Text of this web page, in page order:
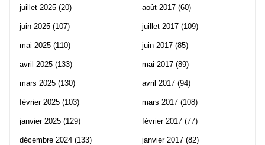
juillet 2025 (20)
juin 2025 (107)
mai 2025 (110)
avril 2025 (133)
mars 2025 (130)
février 2025 (103)
janvier 2025 (129)
décembre 2024 (133)
août 2017 (60)
juillet 2017 (109)
juin 2017 (85)
mai 2017 (89)
avril 2017 (94)
mars 2017 (108)
février 2017 (77)
janvier 2017 (82)